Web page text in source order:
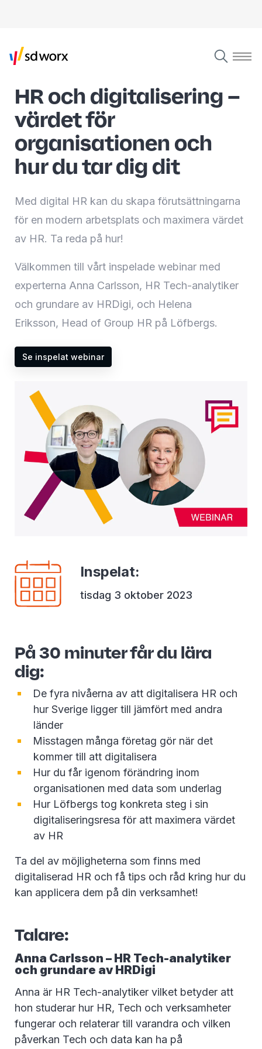
HR och digitalisering –
värdet för
organisationen och
hur du tar dig dit
Med digital HR kan du skapa förutsättningarna
för en modern arbetsplats och maximera värdet
av HR. Ta reda på hur!
Välkommen till vårt inspelade webinar med
experterna Anna Carlsson, HR Tech-analytiker
och grundare av HRDigi, och Helena
Eriksson, Head of Group HR på Löfbergs.
Se inspelat webinar
Inspelat:
tisdag 3 oktober 2023
På 30 minuter får du lära
dig:
De fyra nivåerna av att digitalisera HR och
hur Sverige ligger till jämfört med andra
länder
Misstagen många företag gör när det
kommer till att digitalisera
Hur du får igenom förändring inom
organisationen med data som underlag
Hur Löfbergs tog konkreta steg i sin
digitaliseringsresa för att maximera värdet
av HR
Ta del av möjligheterna som finns med
digitaliserad HR och få tips och råd kring hur du
kan applicera dem på din verksamhet!
Talare:
Anna Carlsson – HR Tech-analytiker
och grundare av HRDigi
Anna är HR Tech-analytiker vilket betyder att
hon studerar hur HR, Tech och verksamheter
fungerar och relaterar till varandra och vilken
påverkan Tech och data kan ha på